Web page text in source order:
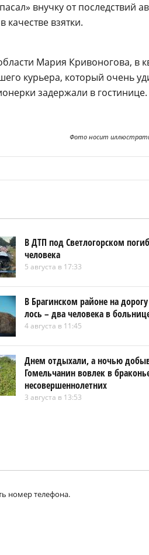
внучку от последствий
взятки.
Мария Кривоногова, в
курьера, который очень
задержали в
Фото носит
В ДТП под Светлогорском
человека
5 августа в 17:33
В Брагинском районе на
лось – два человека в
4 августа в 11:45
Днем отдыхали, а ночью
Гомельчанин вовлек в
несовершеннолетних
3 августа в 13:53
номер телефона.